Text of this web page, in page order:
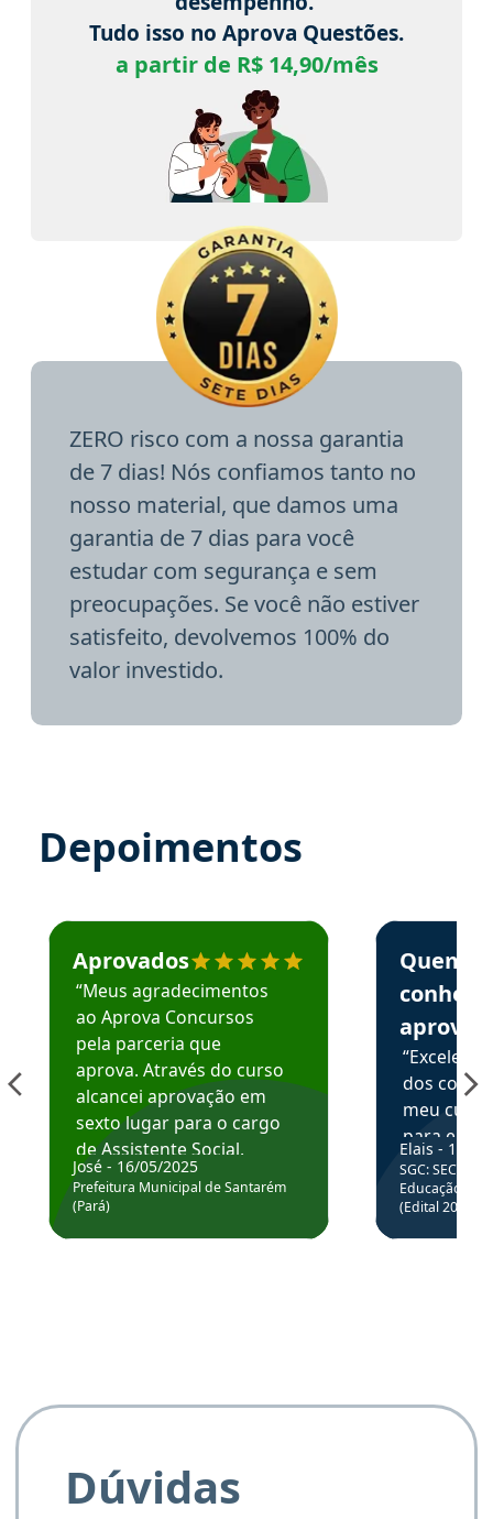
Tudo isso no Aprova Questões.
a partir de R$ 14,90/mês
ZERO risco com a nossa garantia
de 7 dias! Nós confiamos tanto no
nosso material, que damos uma
garantia de 7 dias para você
estudar com segurança e sem
preocupações. Se você não estiver
satisfeito, devolvemos 100% do
valor investido.
Depoimentos
Estudante José recomenda o Aprova Concursos em
Aprovados
“Meus agradecimentos
ao Aprova Concursos
pela parceria que
aprova. Através do curso
alcancei aprovação em
sexto lugar para o cargo
de Assistente Social.
Hoje estou atuando na
Prefeitura de Santarém.
José - 16/05/2025
Prefeitura Municipal de Santarém
(Pará)
Estudante
Quem
aprova
dos
meu
para
colocar
através
de
Elais - 15/
SGC: SEC BA
Educação
(Edital
Dúvidas